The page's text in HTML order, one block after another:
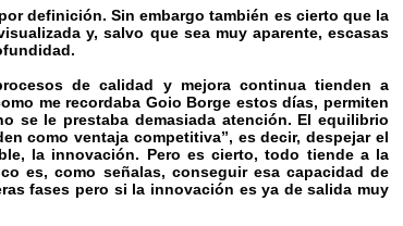
definición. Sin embargo también es cierto que la
y, salvo que sea muy aparente, escasas
de calidad y mejora continua tienden a
me recordaba Goio Borge estos días, permiten
se le prestaba demasiada atención. El equilibrio
como ventaja competitiva”, es decir, despejar el
la innovación. Pero es cierto, todo tiende a la
es, como señalas, conseguir esa capacidad de
fases pero si la innovación es ya de salida muy